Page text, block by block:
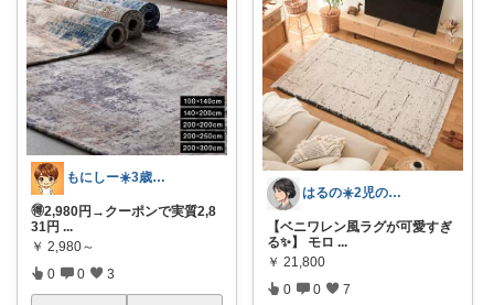
もにしー☀️3歳娘と0歳息子のパパ🧡
🉐2,980円→クーポンで実質2,8
31円 ...
￥ 2,980～
0 0 3
はるの☀️2児のママ𓂃◌𓈒𓐍
【ベニワレン風ラグが可愛すぎ
る✨】 モロ ...
￥ 21,800
0 0 7